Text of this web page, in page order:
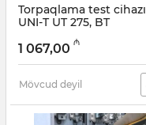
Torpaqlama test cihazı
UNI-T UT 275, BT
051001044
1 067,00 ₼
Mövcud deyil